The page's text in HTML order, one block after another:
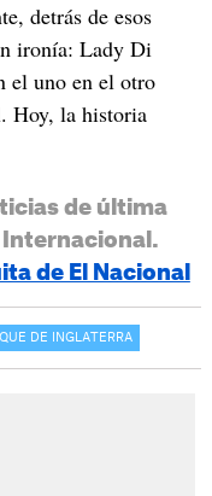
detrás de esos
ironía: Lady Di
el uno en el otro
Hoy, la historia
de última
Internacional.
de El Nacional
DE INGLATERRA